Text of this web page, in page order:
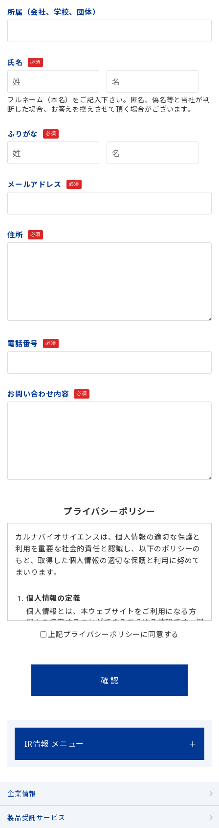
所属（会社、学校、団体）
氏名 必須
フルネーム（本名）をご記入下さい。匿名、偽名等と当社が判
断した場合、
お答えを控えさせて頂く場合がございます。
ふりがな 必須
メールアドレス 必須
住所 必須
電話番号 必須
お問い合わせ内容 必須
プライバシーポリシー
カルナバイオサイエンスは、個人情報の適切な保護と
利用を重要な社会的責任と認識し、以下のポリシーの
もと、取得した個人情報の適切な保護と利用に努めて
まいります。
個人情報の定義
個人情報とは、本ウェブサイトをご利用になる方
個人を特定することができるあらゆる情報です。例
えば、本ウェブサイトが提供する特定のサービス
レス等）などがそれにあたります。
個人情報の取得
お客さまが見積依頼やデータのダウンロード
等の特定のサービスを利用する場合、登録フ
ています。さらに登録後、お客様が見積依頼
合、そのフォローアップを目的に、お客さま
に対して個人情報の提供をお願いすることが
上記プライバシーポリシーに同意する
IR情報 メニュー
企業情報
製品受託サービス